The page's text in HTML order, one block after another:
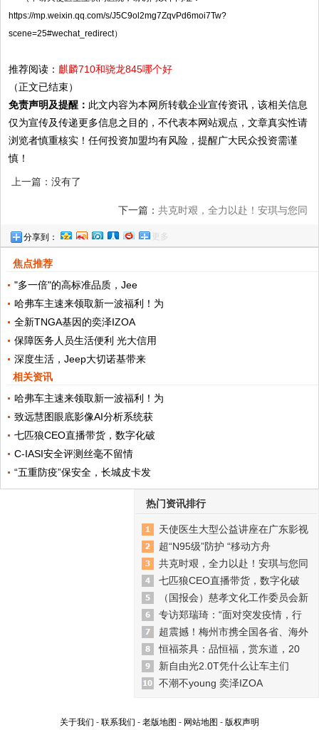
https://mp.weixin.qq.com/s/J5C9ol2mg7ZqvPd6moi7Tw?
scene=25#wechat_redirect）
推荐阅读： 麒麟710和骁龙845哪个好
（正文已结束）
免责声明及提醒： 此文内容为本网所转载企业宣传资讯，该相关信息
仅为宣传及传递更多信息之目的，不代表本网站观点，文章真实性请
浏览者慎重核实！任何投资加盟均有风险，提醒广大民众投资需谨
慎！
上一篇：没有了
下一篇： 共克时艰，全力以赴！安琪与您同
分享到： 更多
焦点推荐
"多一倍"的高标准品质，Jee
哈弗车主速来领取新一波福利！为
全新TNGA基因的奕泽IZOA
保障医务人员生活便利 光大信用
深度生活，Jeep大切诺基带来
相关资讯
哈弗车主速来领取新一波福利！为
致远慧图眼底影像AI分析系统获
七匹狼CEO直播带货，数字化破
C-IASI安全评测丝毫不留情
“五重防疫”保安全，长城皮卡发
热门资讯排行
天使医生大型公益讲座在广东影视
超“N95级”防护 “移动方舟
共克时艰，全力以赴！安琪与您同
七匹狼CEO直播带货，数字化破
（国报会）慈孝文化工作委员会新
专访郑瑞琦：“面对突发疫情，行
超震撼！梅州市携全国各省、海外
恒福茶具：品恒福，赏东道，20
新自由光2.0T凭什么让车主们
不潮不young 奕泽IZOA
关于我们 - 联系我们 - 老版地图 - 网站地图 - 版权声明